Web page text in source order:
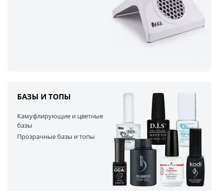
БАЗЫ И ТОПЫ
Камуфлирующие и цветные
базы
Прозрачные базы и топы